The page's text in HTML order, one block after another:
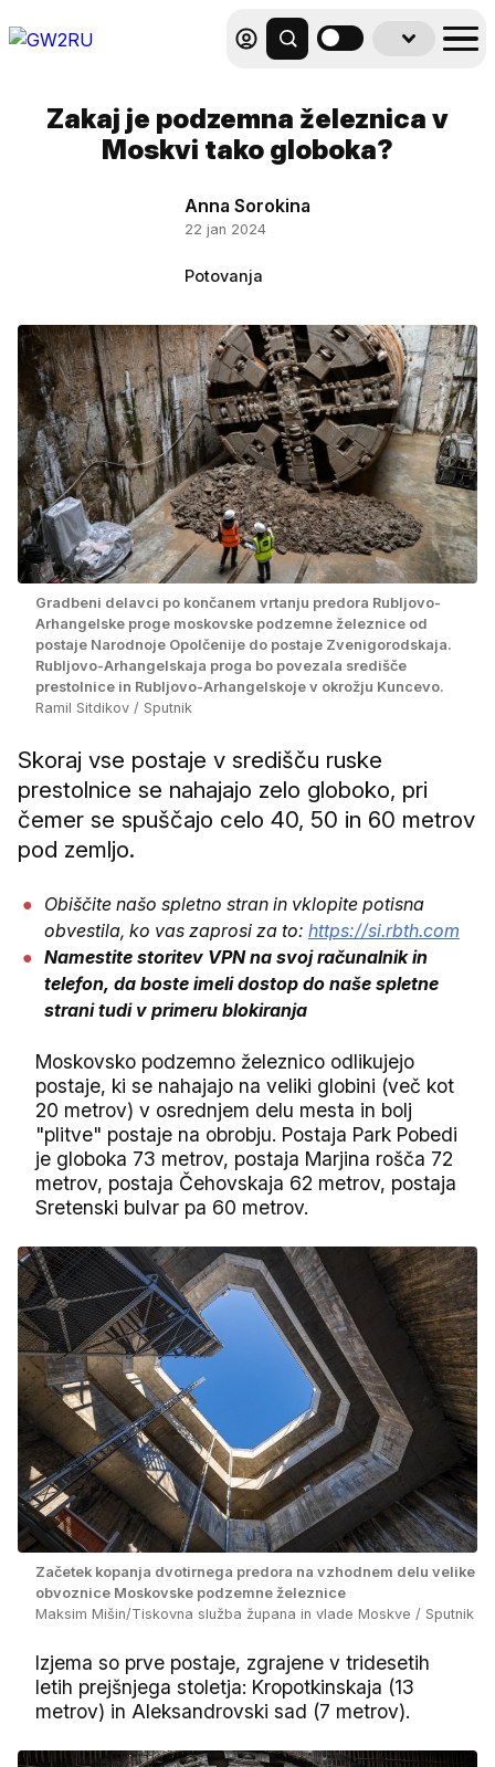
Zakaj je podzemna železnica v
Moskvi tako globoka?
Anna Sorokina
22 jan 2024
Potovanja
Gradbeni delavci po končanem vrtanju predora Rubljovo-
Arhangelske proge moskovske podzemne železnice od
postaje Narodnoje Opolčenije do postaje Zvenigorodskaja.
Rubljovo-Arhangelskaja proga bo povezala središče
prestolnice in Rubljovo-Arhangelskoje v okrožju Kuncevo.
Ramil Sitdikov / Sputnik
Skoraj vse postaje v središču ruske
prestolnice se nahajajo zelo globoko, pri
čemer se spuščajo celo 40, 50 in 60 metrov
pod zemljo.
Obiščite našo spletno stran in vklopite potisna
obvestila, ko vas zaprosi za to: https://si.rbth.com
Namestite storitev VPN na svoj računalnik in
telefon, da boste imeli dostop do naše spletne
strani tudi v primeru blokiranja
Moskovsko podzemno železnico odlikujejo
postaje, ki se nahajajo na veliki globini (več kot
20 metrov) v osrednjem delu mesta in bolj
"plitve" postaje na obrobju. Postaja Park Pobedi
je globoka 73 metrov, postaja Marjina rošča 72
metrov, postaja Čehovskaja 62 metrov, postaja
Sretenski bulvar pa 60 metrov.
Začetek kopanja dvotirnega predora na vzhodnem delu velike
obvoznice Moskovske podzemne železnice
Maksim Mišin/Tiskovna služba župana in vlade Moskve / Sputnik
Izjema so prve postaje, zgrajene v tridesetih
letih prejšnjega stoletja: Kropotkinskaja (13
metrov) in Aleksandrovski sad (7 metrov).